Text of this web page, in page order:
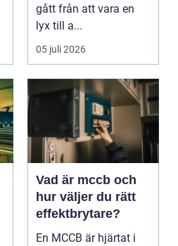
gått från att vara en
lyx till a...
05 juli 2026
Vad är mccb och
hur väljer du rätt
effektbrytare?
En MCCB är hjärtat i